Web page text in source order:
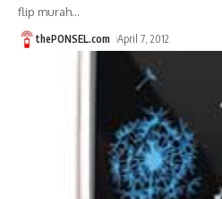
flip murah…
thePONSEL.com April 7, 2012